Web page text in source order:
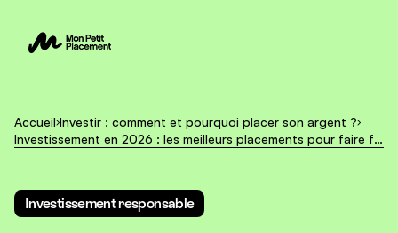
Accueil Investir : comment et pourquoi placer son argent ?
Investissement en 2026 : les meilleurs placements pour faire fructifier votre épargne
Investissement responsable